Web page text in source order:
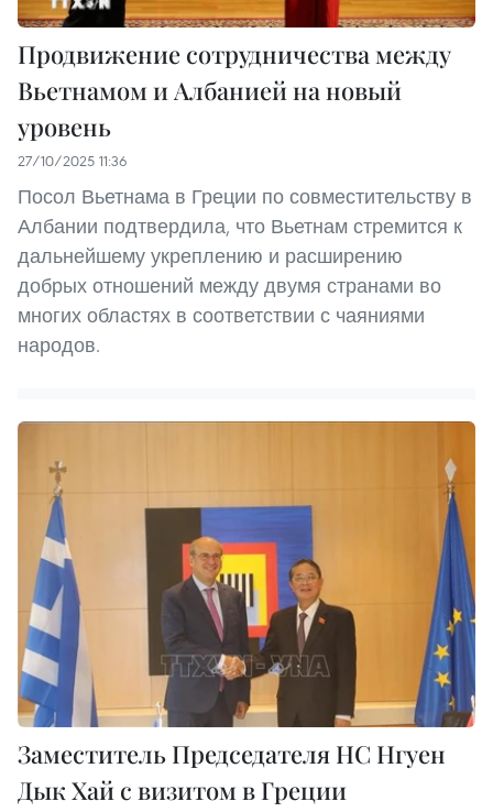
Продвижение сотрудничества между
Вьетнамом и Албанией на новый
уровень
27/10/2025 11:36
Посол Вьетнама в Греции по совместительству в
Албании подтвердила, что Вьетнам стремится к
дальнейшему укреплению и расширению
добрых отношений между двумя странами во
многих областях в соответствии с чаяниями
народов.
Заместитель Председателя НС Нгуен
Дык Хай с визитом в Греции